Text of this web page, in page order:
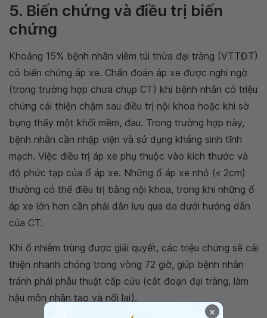
5. Biến chứng và điều trị biến
chứng
Khoảng 15% bệnh nhân viêm túi thừa đại tràng (VTTĐT)
có biến chứng áp xe. Chẩn đoán áp xe được nghi ngờ
(trong trường hợp chưa chụp CT) khi bệnh nhân có triệu
chứng cải thiện chậm sau điều trị nội khoa hoặc khi sờ
bụng thấy một khối mềm, đau. Trong trường hợp này,
bệnh nhân cần nhập viện và sử dụng kháng sinh tĩnh
mạch. Việc điều trị áp xe phụ thuộc vào kích thước và
độ phức tạp của ổ áp xe. Những ổ áp xe nhỏ (≤ 2cm)
thường có thể điều trị bằng nội khoa, trong khi những ổ
áp xe lớn hơn cần phải dẫn lưu qua da dưới hướng dẫn
của CT.
Khi ổ nhiễm trùng được giải quyết, các triệu chứng sẽ cải
thiện nhanh chóng trong vòng 72 giờ, giúp bệnh nhân
tránh phải phẫu thuật cấp cứu (cắt đoạn đại tràng, làm
hậu môn nhân tạo và nối lại).
×